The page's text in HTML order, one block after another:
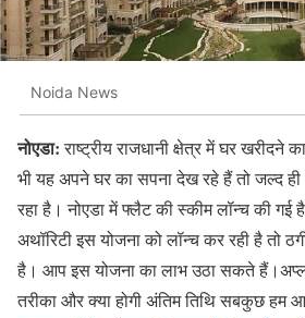
Noida News
नोएडा:राष्ट्रीय राजधानी क्षेत्र में घर
भी यह अपने घर का सपना देख रहे हैं तो जल्द
रहा है। नोएडा में फ्लैट की स्कीम लॉन्च की गई
अथॉरिटी इस योजना को लॉन्च कर रही है तो
है। आप इस योजना का लाभ उठा सकते
तरीका और क्या होगी अंतिम तिथि सबकुछ हम